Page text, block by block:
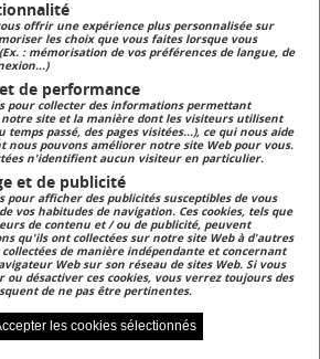
Continue
continue pour adulte
Magasin
de produits fermiers
Plan du site
Mentions légalesGérer mes préférences de cookies
offrir une expérience plus personnalisée sur
les choix que vous faites lorsque vous
: mémorisation de vos préférences de langue, de
de performance
pour collecter des informations permettant
site et la manière dont les visiteurs utilisent
temps passé, des pages visitées...), ce qui nous aide
nous pouvons améliorer notre site Web pour vous.
n'identifient aucun visiteur en particulier.
et de publicité
pour afficher des publicités susceptibles de vous
vos habitudes de navigation. Ces cookies, tels que
de contenu et / ou de publicité, peuvent
qu'ils ont collectées sur notre site Web à d'autres
de manière indépendante et concernant
Web sur son réseau de sites Web. Si vous
ou désactiver ces cookies, vous verrez toujours des
de ne pas être pertinentes.
les cookies sélectionnés